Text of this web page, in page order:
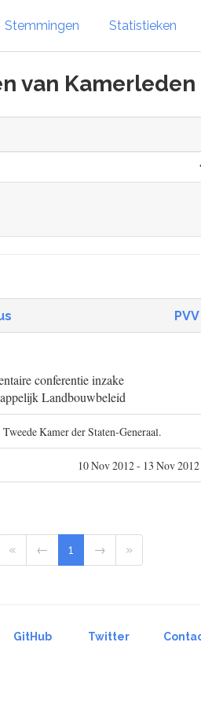
Stemmingen Statistieken
van Kamerleden
PVV
conferentie inzake
Landbouwbeleid
Kamer der Staten-Generaal.
10 Nov 2012 - 13 Nov 2012
« ← 1 → »
GitHub Twitter